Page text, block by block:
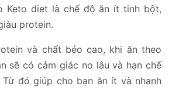
Keto diet là chế độ ăn ít tinh bột,
protein.
và chất béo cao, khi ăn theo
sẽ có cảm giác no lâu và hạn chế
đó giúp cho bạn ăn ít và nhanh